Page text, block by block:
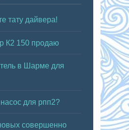
тату дайвера!
К2 150 продаю
в Шарме для
насос для рпп2?
совершенно